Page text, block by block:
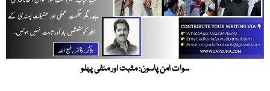
سوات امن پاسون: مثبت اور منفی پہلو